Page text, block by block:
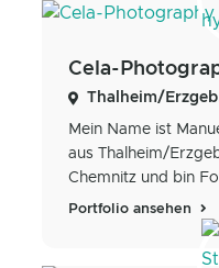
Cela-
Thalheim/
Mein Name ist
aus Thalheim/
Chemnitz und bin
Portfolio ansehen